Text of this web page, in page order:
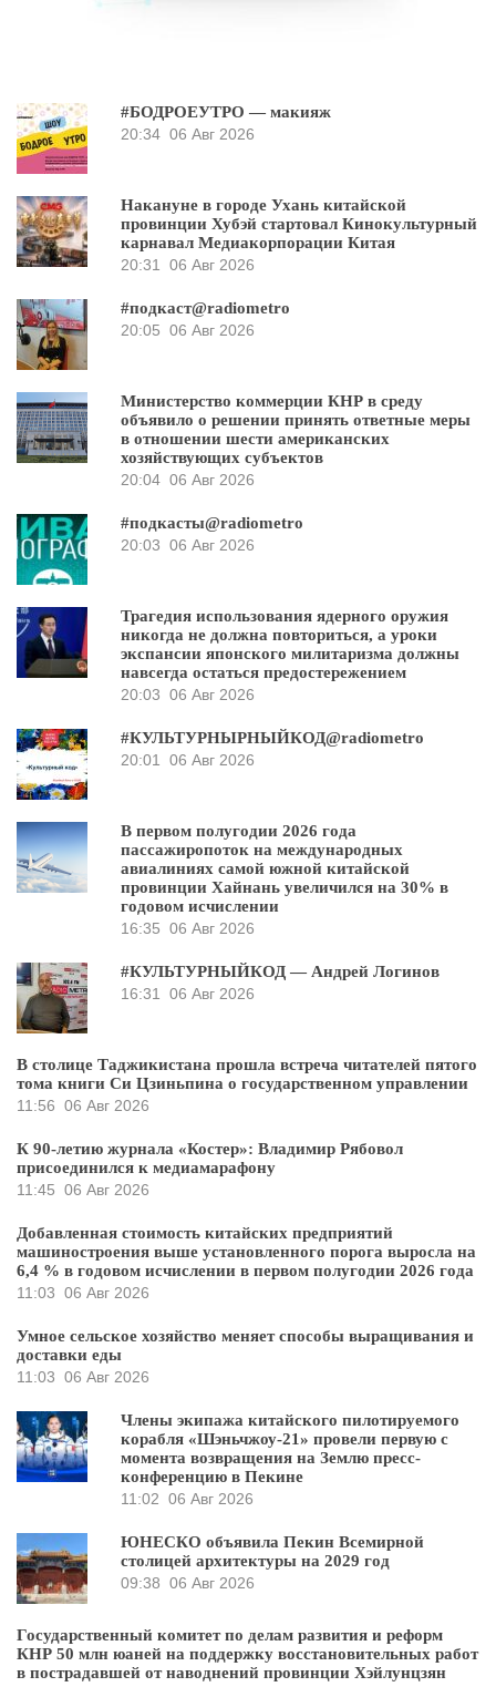
#БОДРОЕУТРО — макияж
20:34 06 Авг 2026
Накануне в городе Ухань китайской
провинции Хубэй стартовал Кинокультурный
карнавал Медиакорпорации Китая
20:31
06 Авг 2026
#подкаст@radiometro
20:05 06 Авг 2026
Министерство коммерции КНР в среду
объявило о решении принять ответные меры
в отношении шести американских
хозяйствующих субъектов
20:04 06 Авг 2026
#подкасты@radiometro
20:03 06 Авг 2026
Трагедия использования ядерного оружия
никогда не должна повториться, а уроки
экспансии японского милитаризма должны
навсегда остаться предостережением
20:03 06 Авг 2026
#КУЛЬТУРНЫРНЫЙКОД@radiometro
20:01
06 Авг 2026
В первом полугодии 2026 года
пассажиропоток на международных
авиалиниях самой южной китайской
провинции Хайнань увеличился на 30% в
годовом исчислении
16:35 06 Авг 2026
#КУЛЬТУРНЫЙКОД — Андрей Логинов
16:31
06 Авг 2026
В столице Таджикистана прошла встреча читателей пятого
тома книги Си Цзиньпина о государственном управлении
11:56 06 Авг 2026
К 90-летию журнала «Костер»: Владимир Рябовол
присоединился к медиамарафону
11:45 06 Авг 2026
Добавленная стоимость китайских предприятий
машиностроения выше установленного порога выросла на
6,4 % в годовом исчислении в первом полугодии 2026 года
11:03 06 Авг 2026
Умное сельское хозяйство меняет способы выращивания и
доставки еды
11:03 06 Авг 2026
Члены экипажа китайского пилотируемого
корабля «Шэньчжоу-21» провели первую с
момента возвращения на Землю пресс-
конференцию в Пекине
11:02 06 Авг 2026
ЮНЕСКО объявила Пекин Всемирной
столицей архитектуры на 2029 год
09:38 06 Авг 2026
Государственный комитет по делам развития и реформ
КНР 50 млн юаней на поддержку восстановительных работ
в пострадавшей от наводнений провинции Хэйлунцзян